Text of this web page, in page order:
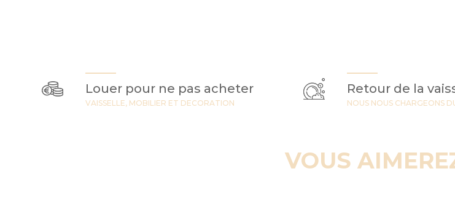
Louer pour ne pas acheter
VAISSELLE, MOBILIER ET DECORATION
Retour de la
NOUS NOUS CHARGEONS
VOUS